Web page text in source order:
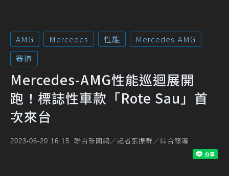
AMG Mercedes 性能
Mercedes-AMG
賽道
Mercedes-AMG性能巡迴展開
跑！標誌性車款「Rote Sau」首
次來台
2023-06-20 16:15 聯合新聞網／記者張振群／綜合報導